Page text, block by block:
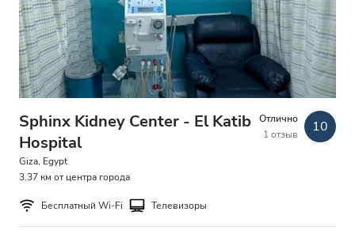
Смены
Утро
Послеобеденное время
Вечер
Ночь
Рейтинг
Sphinx Kidney Center - El Katib
Hospital
Giza, Egypt
3.37 км от центра города
Отлично
1 отзыв
10
Бесплатный Wi-Fi Телевизоры